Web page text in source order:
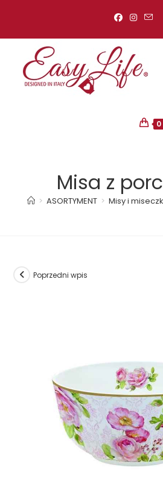
0
Misa z
> ASORTYMENT > Misy i
Poprzedni wpis